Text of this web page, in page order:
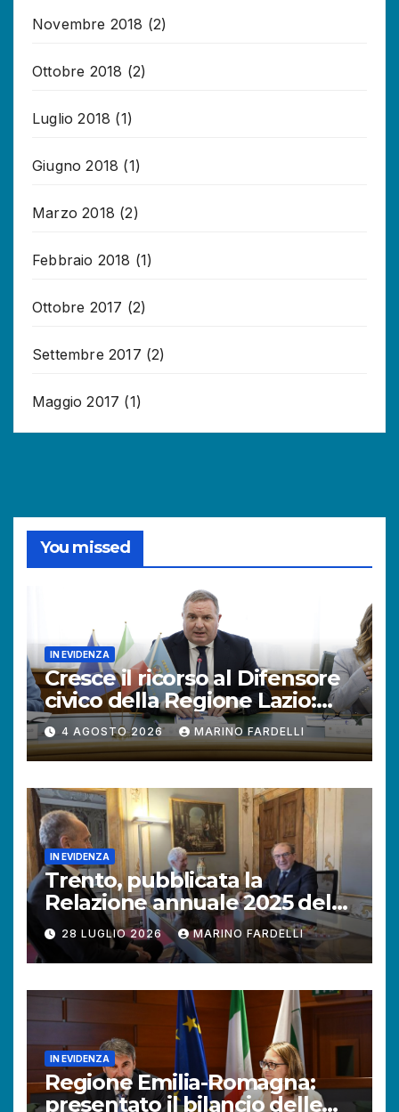
Novembre 2018 (2)
Ottobre 2018 (2)
Luglio 2018 (1)
Giugno 2018 (1)
Marzo 2018 (2)
Febbraio 2018 (1)
Ottobre 2017 (2)
Settembre 2017 (2)
Maggio 2017 (1)
You missed
IN EVIDENZA
Cresce il ricorso al Difensore
civico della Regione Lazio:
+121% di istanze rispetto al
2025.
4 AGOSTO 2026 MARINO FARDELLI
IN EVIDENZA
Trento, pubblicata la
Relazione annuale 2025 del
Difensore civico della
Provincia autonoma.
28 LUGLIO 2026 MARINO FARDELLI
IN EVIDENZA
Regione Emilia-Romagna:
presentato il bilancio delle